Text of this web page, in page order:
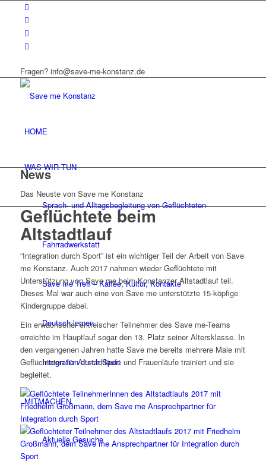
Fragen? info@save-me-konstanz.de
HOME
WAS WIR TUN
Sprach- und Alltagsbegleitung von Geflüchteten
Fahrradwerkstatt
Save me Treff – Kaffee, Kultur, Kontakte
Deutsch lernen
Integration durch Sport
MITMACHEN
Aktuelle Gesuche
News
Das Neuste von Save me Konstanz
Geflüchtete beim
Altstadtlauf
“Integration durch Sport” ist ein wichtiger Teil der Arbeit von Save
me Konstanz. Auch 2017 nahmen wieder Geflüchtete mit
Unterstützung von Save me beim Konstanzer Altstadtlauf teil.
Dieses Mal war auch eine von Save me unterstützte 15-köpfige
Kindergruppe dabei.
Ein erwachsener eritreischer Teilnehmer des Save me-Teams
erreichte im Hauptlauf sogar den 13. Platz seiner Altersklasse. In
den vergangenen Jahren hatte Save me bereits mehrere Male mit
Geflüchteten für Altstadtläufe und Frauenläufe trainiert und sie
begleitet.